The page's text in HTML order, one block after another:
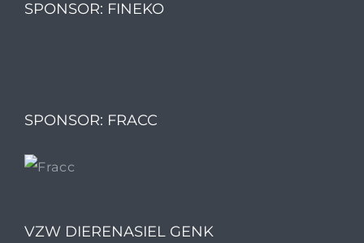
SPONSOR: FINEKO
SPONSOR: FRACC
VZW DIERENASIEL GENK